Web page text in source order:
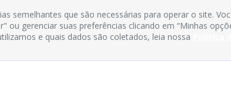
semelhantes que são necessárias para operar o site.
ou gerenciar suas preferências clicando em “Minhas
e quais dados são coletados, leia nossa